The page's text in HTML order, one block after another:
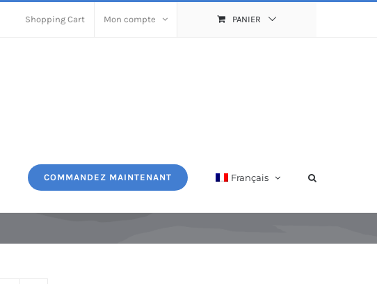
Shopping Cart Mon compte PANIER
COMMANDEZ MAINTENANT Français